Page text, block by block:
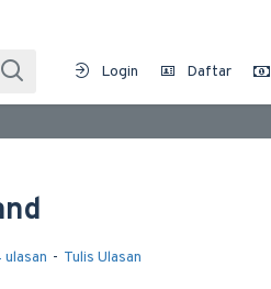
Login Daftar
ulasan - Tulis Ulasan